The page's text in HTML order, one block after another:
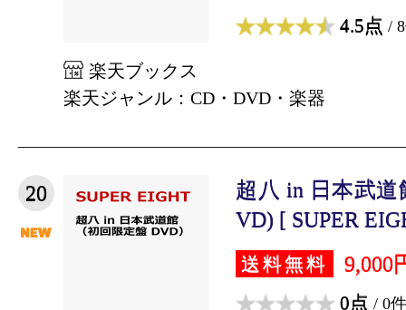
4.5点 /
楽天ブックス
楽天ジャンル：CD・DVD・楽器
20
超八 in 日本武
VD) [ SUPER
送料無料 9,000
0点 / 0件